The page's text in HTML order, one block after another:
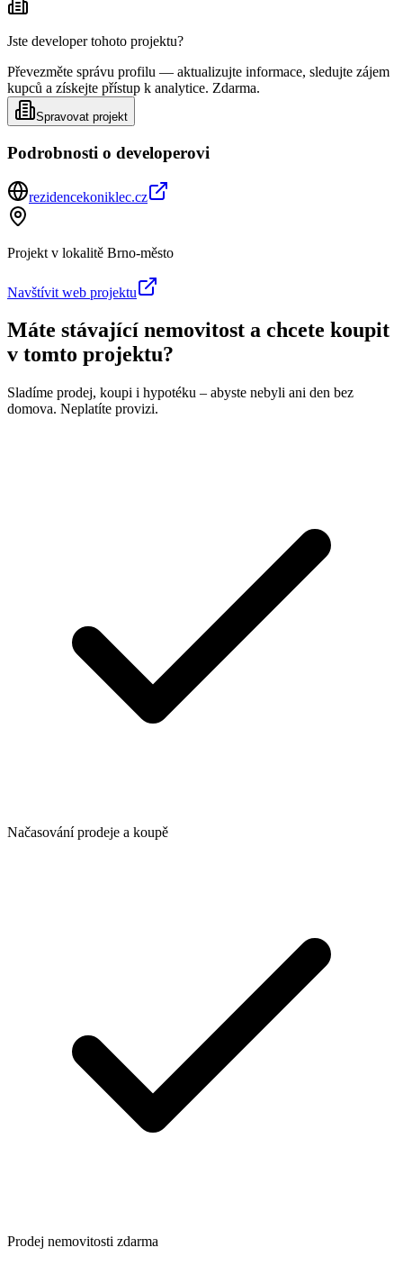
Jste developer tohoto projektu?
Převezměte správu profilu — aktualizujte informace, sledujte zájem
kupců a získejte přístup k analytice. Zdarma.
Spravovat projekt
Podrobnosti o developerovi
rezidencekoniklec.cz
Projekt v lokalitě Brno-město
Navštívit web projektu
Máte stávající nemovitost a chcete koupit
v tomto projektu?
Sladíme prodej, koupi i hypotéku – abyste nebyli ani den bez
domova. Neplatíte provizi.
Načasování prodeje a koupě
Prodej nemovitosti zdarma